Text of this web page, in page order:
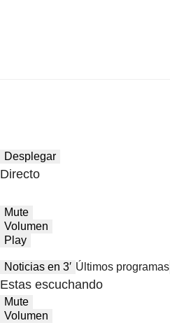
Desplegar
Directo
Mute
Volumen
Play
Noticias en 3′ Últimos programas
Estas escuchando
Mute
Volumen